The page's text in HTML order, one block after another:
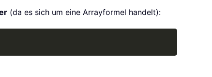
(da es sich um eine Arrayformel handelt):